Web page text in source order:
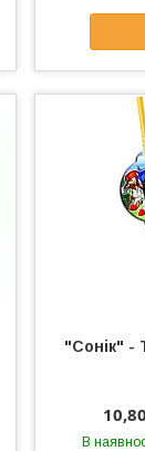
"Сонік" -
В